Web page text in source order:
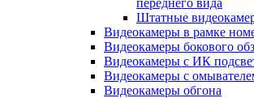
переднего вида
Штатные
Видеокамеры в рамке
Видеокамеры бокового
Видеокамеры с ИК
Видеокамеры с
Видеокамеры обгона